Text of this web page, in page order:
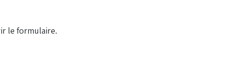
le formulaire.